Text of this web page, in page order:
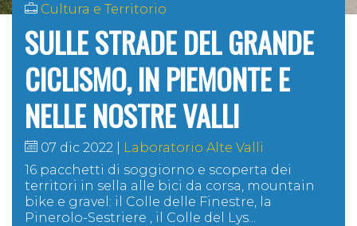
Cultura e Territorio
SULLE STRADE DEL GRANDE
CICLISMO, IN PIEMONTE E
NELLE NOSTRE VALLI
07 dic 2022
Laboratorio Alte Valli
16 pacchetti di soggiorno e scoperta dei
territori in sella alle bici da corsa, mountain
bike e gravel: il Colle delle Finestre, la
Pinerolo-Sestriere , il Colle del Lys...